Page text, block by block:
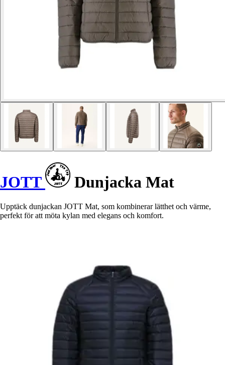
JOTT Dunjacka Mat
Upptäck dunjackan JOTT Mat, som kombinerar lätthet och värme,
perfekt för att möta kylan med elegans och komfort.